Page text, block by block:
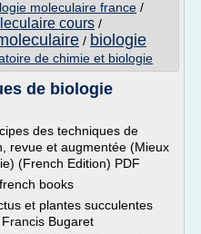
moleculaire france /
cours /
/ biologie
de chimie et biologie
de biologie
des techniques de
revue et augmentée (Mieux
(French Edition) PDF
books
et plantes succulentes
Bugaret